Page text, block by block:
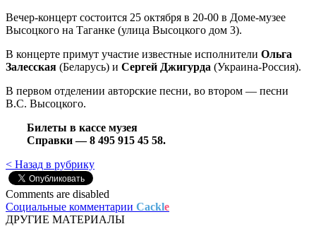
Вечер-концерт состоится 25 октября в 20-00 в Доме-музее
Высоцкого на Таганке (улица Высоцкого дом 3).
В концерте примут участие известные исполнители Ольга
Залесская (Беларусь) и Сергей Джигурда (Украина-Россия).
В первом отделении авторские песни, во втором — песни
В.С. Высоцкого.
Билеты в кассе музея
Справки — 8 495 915 45 58.
< Назад в рубрику
Comments are disabled
Социальные комментарии Cackle
ДРУГИЕ МАТЕРИАЛЫ